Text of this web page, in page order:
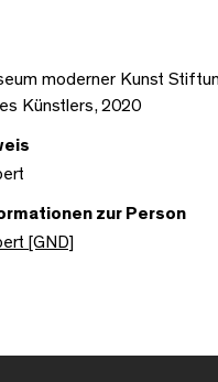
moderner Kunst
Künstlers, 2020
zur Person
[GND]